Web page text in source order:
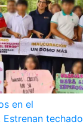
en el
Estrenan techado